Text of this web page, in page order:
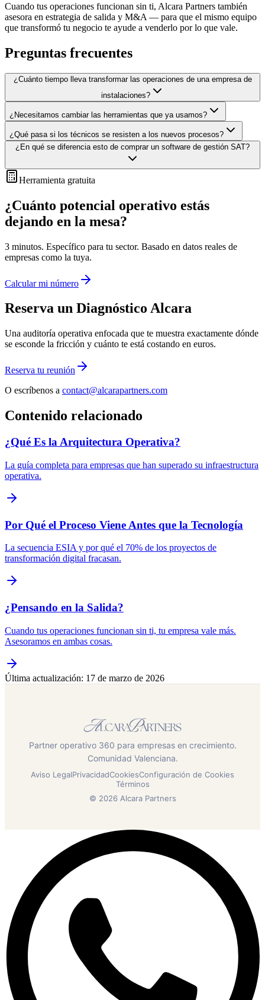
Cuando tus operaciones funcionan sin ti, Alcara Partners también
asesora en estrategia de salida y M&A — para que el mismo equipo
que transformó tu negocio te ayude a venderlo por lo que vale.
Preguntas frecuentes
¿Cuánto tiempo lleva transformar las operaciones de una empresa de
instalaciones?
¿Necesitamos cambiar las herramientas que ya usamos?
¿Qué pasa si los técnicos se resisten a los nuevos procesos?
¿En qué se diferencia esto de comprar un software de gestión SAT?
Herramienta gratuita
¿Cuánto potencial operativo estás
dejando en la mesa?
3 minutos. Específico para tu sector. Basado en datos reales de
empresas como la tuya.
Calcular mi número
Reserva un Diagnóstico Alcara
Una auditoría operativa enfocada que te muestra exactamente dónde
se esconde la fricción y cuánto te está costando en euros.
Reserva tu reunión
O escríbenos a contact@alcarapartners.com
Contenido relacionado
¿Qué Es la Arquitectura Operativa?
La guía completa para empresas que han superado su infraestructura
operativa.
Por Qué el Proceso Viene Antes que la Tecnología
La secuencia ESIA y por qué el 70% de los proyectos de
transformación digital fracasan.
¿Pensando en la Salida?
Cuando tus operaciones funcionan sin ti, tu empresa vale más.
Asesoramos en ambas cosas.
Última actualización: 17 de marzo de 2026
Partner operativo 360 para empresas en crecimiento.
Comunidad Valenciana.
Aviso LegalPrivacidadCookiesConfiguración de Cookies
Términos
© 2026 Alcara Partners